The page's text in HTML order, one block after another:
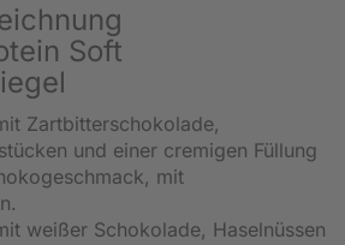
Soft
Zartbitterschokolade,
und einer cremigen Füllung
mit
weißer Schokolade, Haselnüssen